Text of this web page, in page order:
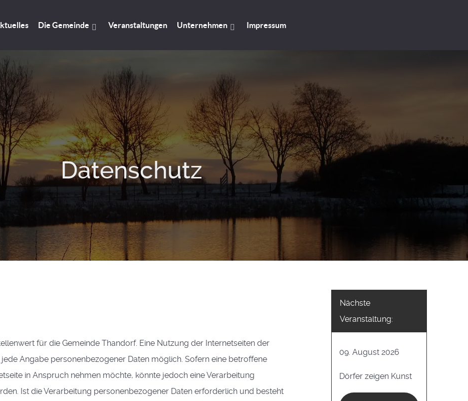
Die Gemeinde Veranstaltungen Unternehmen Impressum
Datenschutz
für die Gemeinde Thandorf. Eine Nutzung der Internetseiten der
Angabe personenbezogener Daten möglich. Sofern eine betroffene
in Anspruch nehmen möchte, könnte jedoch eine Verarbeitung
Ist die Verarbeitung personenbezogener Daten erforderlich und besteht
Nächste
Veranstaltung:
09. August 2026
Dörfer zeigen Kunst